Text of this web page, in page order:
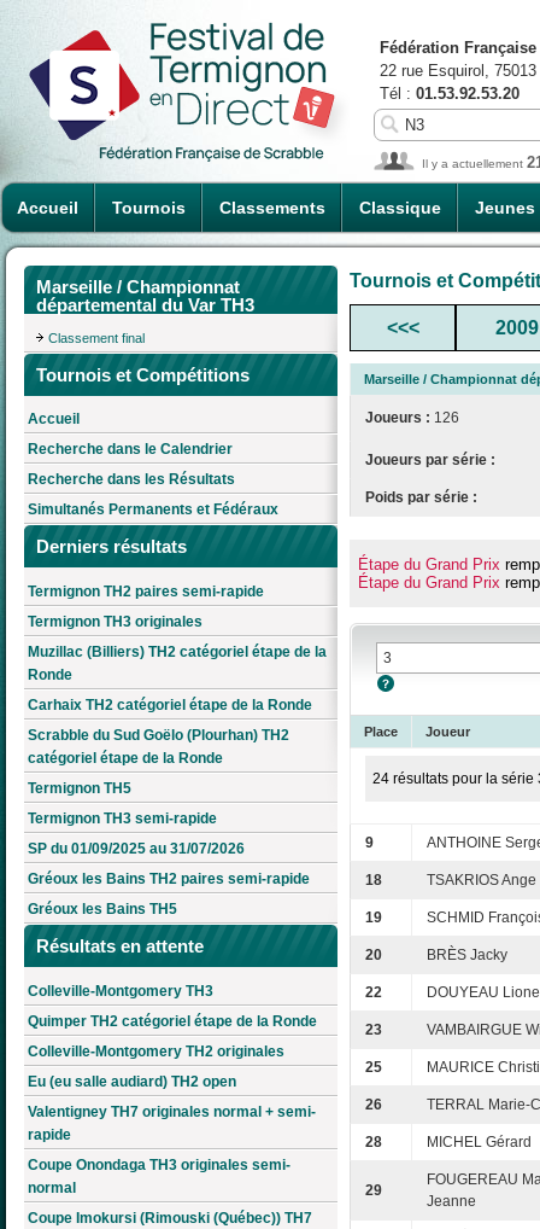
Accueil Tournois Classements Classique Jeunes
Fédération
22 rue Esquirol,
Tél : 01.53.92.53.20
Il y a actuellement
Marseille / Championnat
départemental du Var TH3
Classement final
Tournois et Compétitions
Accueil
Recherche dans le Calendrier
Recherche dans les Résultats
Simultanés Permanents et Fédéraux
Derniers résultats
Termignon TH2 paires semi-rapide
Termignon TH3 originales
Muzillac (Billiers) TH2 catégoriel étape de la
Ronde
Carhaix TH2 catégoriel étape de la Ronde
Scrabble du Sud Goëlo (Plourhan) TH2
catégoriel étape de la Ronde
Termignon TH5
Termignon TH3 semi-rapide
SP du 01/09/2025 au 31/07/2026
Gréoux les Bains TH2 paires semi-rapide
Gréoux les Bains TH5
Résultats en attente
Colleville-Montgomery TH3
Quimper TH2 catégoriel étape de la Ronde
Colleville-Montgomery TH2 originales
Eu (eu salle audiard) TH2 open
Valentigney TH7 originales normal + semi-
rapide
Coupe Onondaga TH3 originales semi-
normal
Coupe Imokursi (Rimouski (Québec)) TH7
Tournois et
<<< 2009
Marseille / Championnat
Joueurs : 126
Joueurs par série :
Poids par série :
Étape du Grand Prix
Étape du Grand Prix
Place Joueur
24 résultats pour la série
9 ANTHOINE
18 TSAKRIOS Ange
19 SCHMID
20 BRÈS Jacky
22 DOUYEAU
23 VAMBAIRGUE
25 MAURICE
26 TERRAL Marie-
28 MICHEL Gérard
29
FOUGEREAU
Jeanne